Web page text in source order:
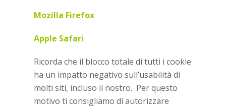
Mozilla Firefox
Apple Safari
Ricorda che il blocco totale di tutti i cookie
ha un impatto negativo sull’usabilità di
molti siti, incluso il nostro. Per questo
motivo ti consigliamo di autorizzare